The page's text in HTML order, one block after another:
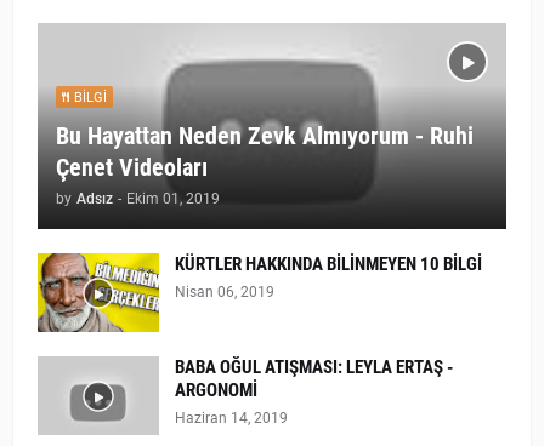
BILGI
Bu Hayattan Neden Zevk Almıyorum - Ruhi
Çenet Videoları
by Adsız - Ekim 01, 2019
KÜRTLER HAKKINDA BİLİNMEYEN 10 BİLGİ
Nisan 06, 2019
BABA OĞUL ATIŞMASI: LEYLA ERTAŞ -
ARGONOMİ
Haziran 14, 2019